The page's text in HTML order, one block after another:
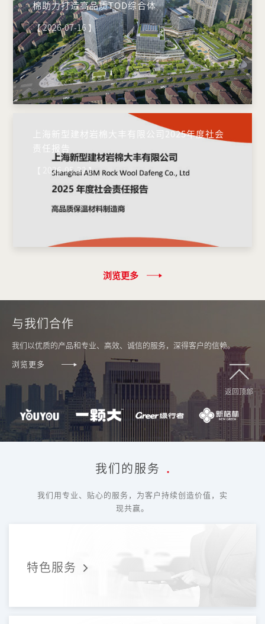
棉助力打造高品质TOD综合体
【 2026-07-16 】
上海新型建材岩棉大丰有限公司2025年度社会
责任报告
【 2026-05-22 】
浏览更多
与我们合作
我们以优质的产品和专业、高效、诚信的服务，深得客户的信赖。
浏览更多
我们的服务 .
我们用专业、贴心的服务，为客户持续创造价值，实
现共赢。
特色服务
返回顶部